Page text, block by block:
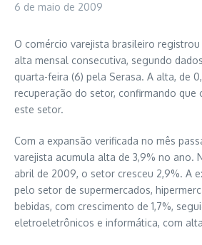
6 de maio de 2009
O comércio varejista brasileiro
alta mensal consecutiva, segundo
quarta-feira (6) pela Serasa. A alta, de
recuperação do setor, confirmando que
este setor.
Com a expansão verificada no mês
varejista acumula alta de 3,9% no ano.
abril de 2009, o setor cresceu 2,9%. A
pelo setor de supermercados,
bebidas, com crescimento de 1,7%,
eletroeletrônicos e informática, com